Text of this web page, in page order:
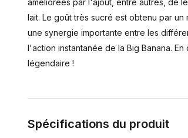
améliorées par l'ajout, entre autres, de
lait. Le goût très sucré est obtenu par
une synergie importante entre les
l'action instantanée de la Big Banana.
légendaire !
Spécifications du produit